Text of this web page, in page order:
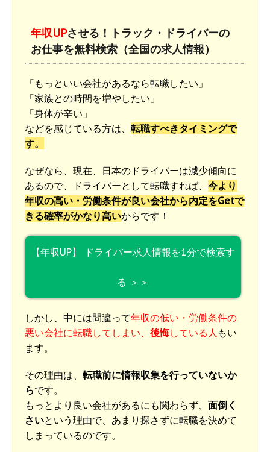
年収UPさせる！トラック・ドライバーの
お仕事を無料検索（全国の求人情報）
「もっといい会社があるなら転職したい」
「家族との時間を増やしたい」
「身体が辛い」
などを感じている方は、 転職すべきタイミングで
す。
なぜなら、現在、日本のドライバーは減少傾向に
あるので、ドライバーとして転職すれば、 今より
年収の高い・労働条件が良い会社から内定をGetで
きる確率がかなり高いからです！
【年収UP】 ドライバー求人情報を1分で検索す
る ＞＞
しかし、中には間違って年収の低い・労働条件の
悪い会社に転職してしまい、 後悔している人 もい
ます。
その理由は、 転職前に情報収集を行っていないか
らです。
もっとより良い会社があるにも関わらず、 面倒く
さいという理由で、あまり探さずに転職を決めて
しまっているのです。